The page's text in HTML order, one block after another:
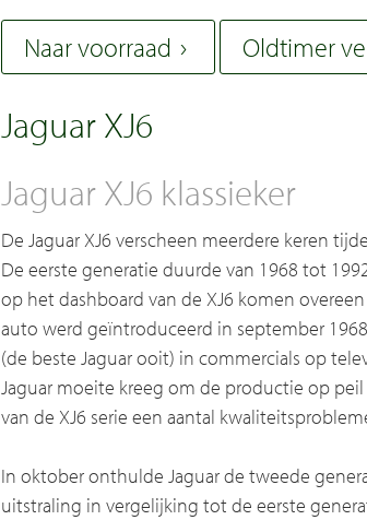
Naar voorraad Oldtimer
Jaguar XJ6
Jaguar XJ6 klassieker
De Jaguar XJ6 verscheen meerdere keren
De eerste generatie duurde van 1968 tot
op het dashboard van de XJ6 komen
auto werd geïntroduceerd in september
(de beste Jaguar ooit) in commercials op
Jaguar moeite kreeg om de productie op
van de XJ6 serie een aantal
In oktober onthulde Jaguar de tweede
uitstraling in vergelijking tot de eerste